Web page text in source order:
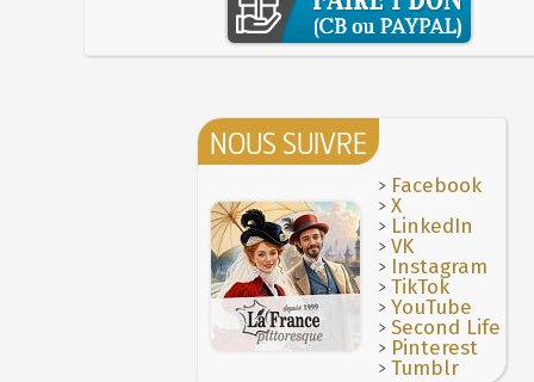
NOUS SUIVRE
> Facebook
>X
> LinkedIn
>VK
> Instagram
>TikTok
>YouTube
>Second Life
> Pinterest
>Tumblr